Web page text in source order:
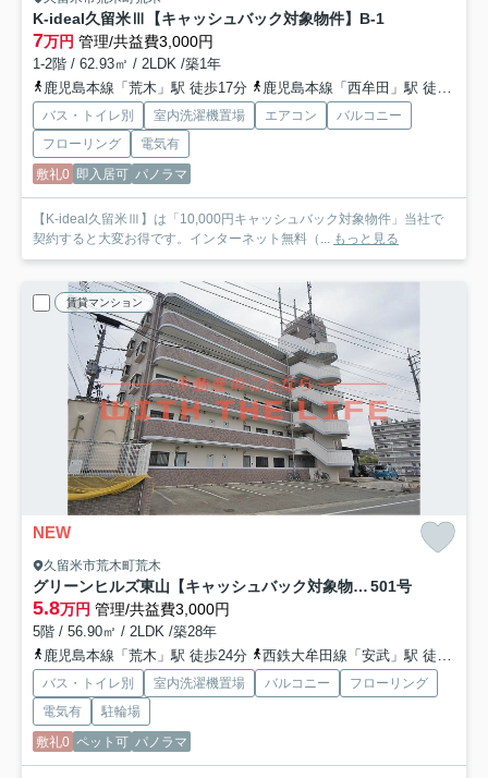
K-ideal久留米Ⅲ【キャッシュバック対象物件】 B-1
7万円 管理/共益費3,000円
1-2階 / 62.93㎡ / 2LDK /築1年
鹿児島本線「荒木」駅 徒歩17分
鹿児島本線「西牟田」駅 徒歩32分
バス・トイレ別 室内洗濯機置場 エアコン
バルコニー
フローリング
電気有
敷礼0 即入居可 パノラマ
【K-ideal久留米Ⅲ】は「10,000円キャッシュバック対象物件」当社で
契約すると大変お得です。インターネット無料（... もっと見る
賃貸マンション
NEW
久留米市荒木町荒木
グリーンヒルズ東山【キャッシュバック対象物件】 501号
5.8万円 管理/共益費3,000円
5階 / 56.90㎡ / 2LDK /築28年
鹿児島本線「荒木」駅 徒歩24分
西鉄大牟田線「安武」駅 徒歩48分
バス・トイレ別 室内洗濯機置場 バルコニー
フローリング
電気有
駐輪場
敷礼0 ペット可 パノラマ